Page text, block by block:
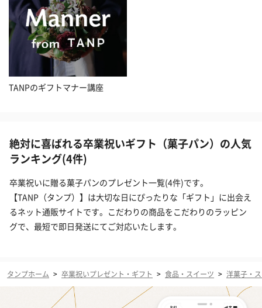
TANPのギフトマナー講座
絶対に喜ばれる卒業祝いギフト（菓子パン）の人気
ランキング(4件)
卒業祝いに贈る菓子パンのプレゼント一覧(4件)です。
【TANP（タンプ）】は大切な日にぴったりな「ギフト」に出会え
るネット通販サイトです。こだわりの商品をこだわりのラッピン
グで、最短で即日発送にてご対応いたします。
タンプホーム > 卒業祝いプレゼント・ギフト > 食品・スイーツ > 洋菓子・